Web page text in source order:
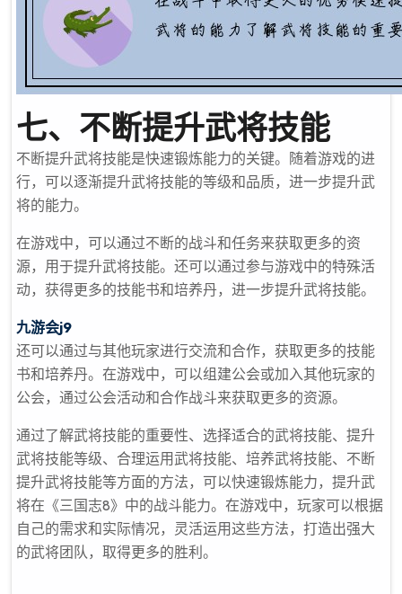
七、不断提升武将技能
不断提升武将技能是快速锻炼能力的关键。随着游戏的进
行，可以逐渐提升武将技能的等级和品质，进一步提升武
将的能力。
在游戏中，可以通过不断的战斗和任务来获取更多的资
源，用于提升武将技能。还可以通过参与游戏中的特殊活
动，获得更多的技能书和培养丹，进一步提升武将技能。
九游会j9
还可以通过与其他玩家进行交流和合作，获取更多的技能
书和培养丹。在游戏中，可以组建公会或加入其他玩家的
公会，通过公会活动和合作战斗来获取更多的资源。
通过了解武将技能的重要性、选择适合的武将技能、提升
武将技能等级、合理运用武将技能、培养武将技能、不断
提升武将技能等方面的方法，可以快速锻炼能力，提升武
将在《三国志8》中的战斗能力。在游戏中，玩家可以根据
自己的需求和实际情况，灵活运用这些方法，打造出强大
的武将团队，取得更多的胜利。